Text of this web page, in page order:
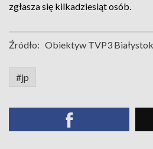
zgłasza się kilkadziesiąt osób.
Źródło: Obiektyw TVP3 Białystok
#jp